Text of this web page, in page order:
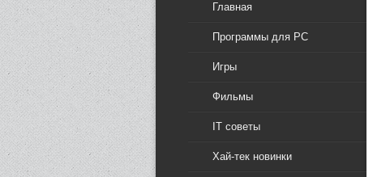
Главная
Программы для PC
Игры
Фильмы
IT советы
Хай-тек новинки